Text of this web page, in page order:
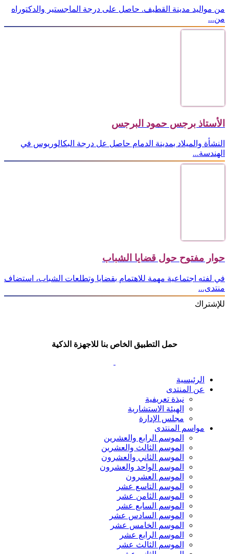
من مواليد مدينة القطيف. حاصل على درجة الماجستير والدكتوراه
من...
الأستاذ برجس حمود البرجس
النشأة والميلاد بمدينة الدمام حاصل عل درجة البكالوريوس في
الهندسة...
حوار مفتوح حول قضايا الشباب
في لفته اجتماعية مهمة للاهتمام بقضايا وتطلعات الشباب، استضاف
منتدى...
للإشتراك
حمل التطبيق الخاص بنا للاجهزة الذكية
الرئيسية
عن المنتدى
نبذة تعريفية
الهيئة الاستشارية
مجلس الإدارة
مواسم المنتدى
الموسم الرابع والعشرين
الموسم الثالث والعشرين
الموسم الثاني والعشرون
الموسم الواحد والعشرون
الموسم العشرون
الموسم التاسع عشر
الموسم الثامن عشر
الموسم السابع عشر
الموسم السادس عشر
الموسم الخامس عشر
الموسم الرابع عشر
الموسم الثالث عشر